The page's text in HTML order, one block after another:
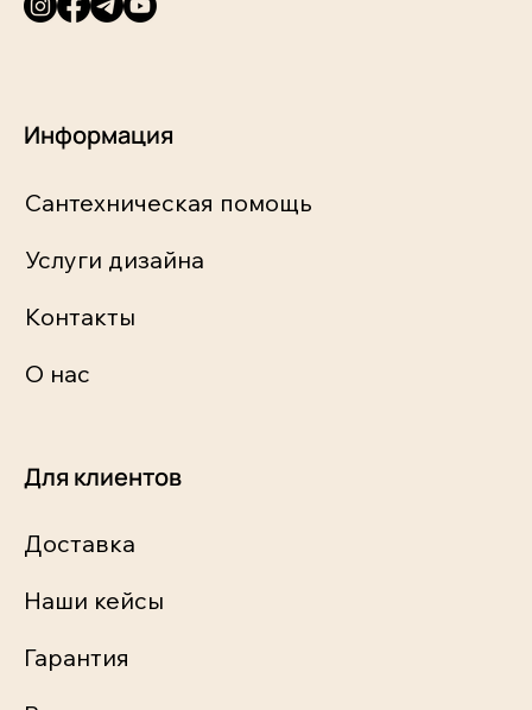
Информация
Сантехническая помощь
Услуги дизайна
Контакты
О нас
Для клиентов
Доставка
Наши кейсы
Гарантия